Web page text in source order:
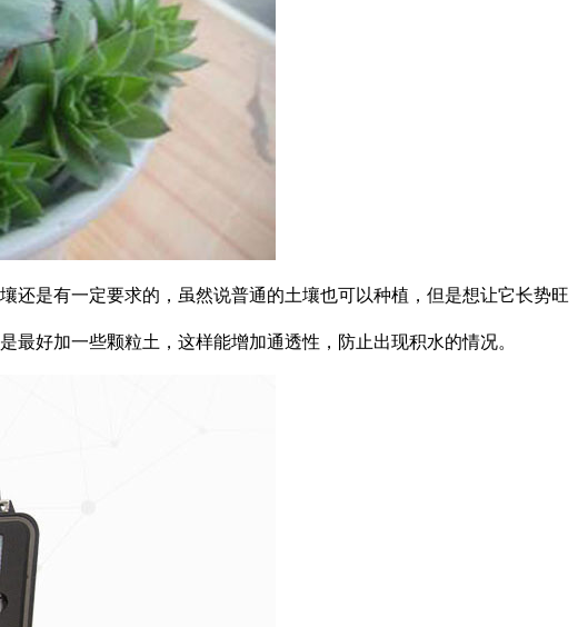
是有一定要求的，虽然说普通的土壤也可以种植，但是想让它长势旺
好加一些颗粒土，这样能增加通透性，防止出现积水的情况。